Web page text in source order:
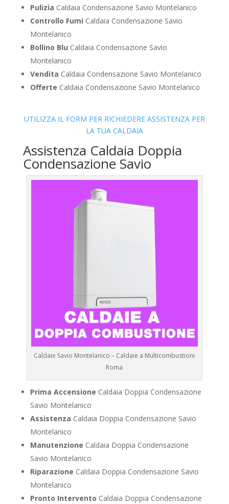
Pulizia Caldaia Condensazione Savio Montelanico
Controllo Fumi Caldaia Condensazione Savio
Montelanico
Bollino Blu Caldaia Condensazione Savio
Montelanico
Vendita Caldaia Condensazione Savio Montelanico
Offerte Caldaia Condensazione Savio Montelanico
UTILIZZA IL FORM PER RICHIEDERE ASSISTENZA PER
LA TUA CALDAIA
Assistenza Caldaia Doppia
Condensazione Savio
Caldaie Savio Montelanico – Caldaie a Multicombustioni
Roma
Prima Accensione Caldaia Doppia Condensazione
Savio Montelanico
Assistenza Caldaia Doppia Condensazione Savio
Montelanico
Manutenzione Caldaia Doppia Condensazione
Savio Montelanico
Riparazione Caldaia Doppia Condensazione Savio
Montelanico
Pronto Intervento Caldaia Doppia Condensazione